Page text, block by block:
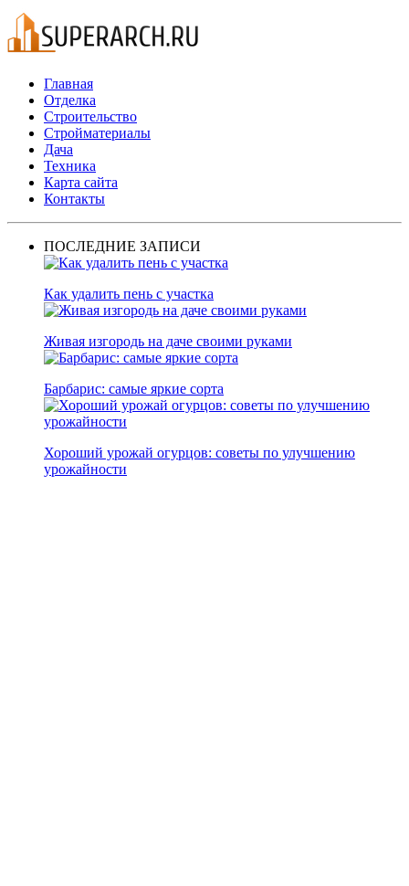
Главная
Отделка
Строительство
Стройматериалы
Дача
Техника
Карта сайта
Контакты
ПОСЛЕДНИЕ ЗАПИСИ
Как удалить пень с участка
Живая изгородь на даче своими руками
Барбарис: самые яркие сорта
Хороший урожай огурцов: советы по улучшению
урожайности